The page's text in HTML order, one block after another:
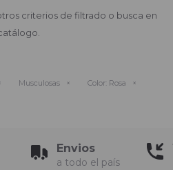
criterios de filtrado o busca en
Musculosas Color: Rosa
Envios
a todo el país